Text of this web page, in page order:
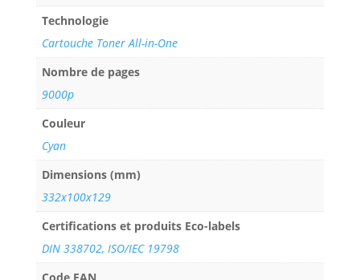
Technologie
Cartouche Toner All-in-One
Nombre de pages
9000p
Couleur
Cyan
Dimensions (mm)
332x100x129
Certifications et produits Eco-labels
DIN 338702, ISO/IEC 19798